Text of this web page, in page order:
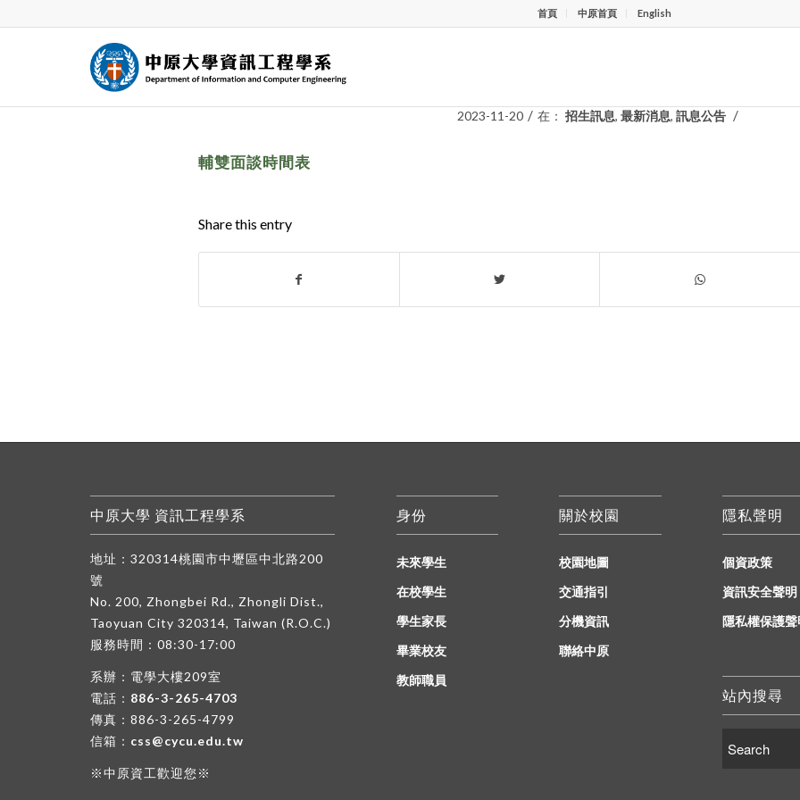
首頁 中原首頁 English
2023-11-20 / 在： 招生訊息, 最新消息, 訊息公告 /
輔雙面談時間表
Share this entry
中原大學 資訊工程學系
地址：320314桃園市中壢區中北路200
號
No. 200, Zhongbei Rd., Zhongli Dist.,
Taoyuan City 320314, Taiwan (R.O.C.)
服務時間：08:30-17:00
系辦：電學大樓209室
電話： 886-3-265-4703
傳真：886-3-265-4799
信箱： css@cycu.edu.tw
※中原資工歡迎您※
身份
未來學生
在校學生
學生家長
畢業校友
教師職員
關於校園
校園地圖
交通指引
分機資訊
聯絡中原
隱私聲明
個資政策
資訊安全聲明
隱私權保護聲
站內搜尋